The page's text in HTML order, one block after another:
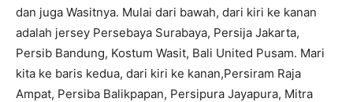
dan juga Wasitnya. Mulai dari bawah, dari kiri ke kanan
adalah jersey Persebaya Surabaya, Persija Jakarta,
Persib Bandung, Kostum Wasit, Bali United Pusam. Mari
kita ke baris kedua, dari kiri ke kanan,Persiram Raja
Ampat, Persiba Balikpapan, Persipura Jayapura, Mitra